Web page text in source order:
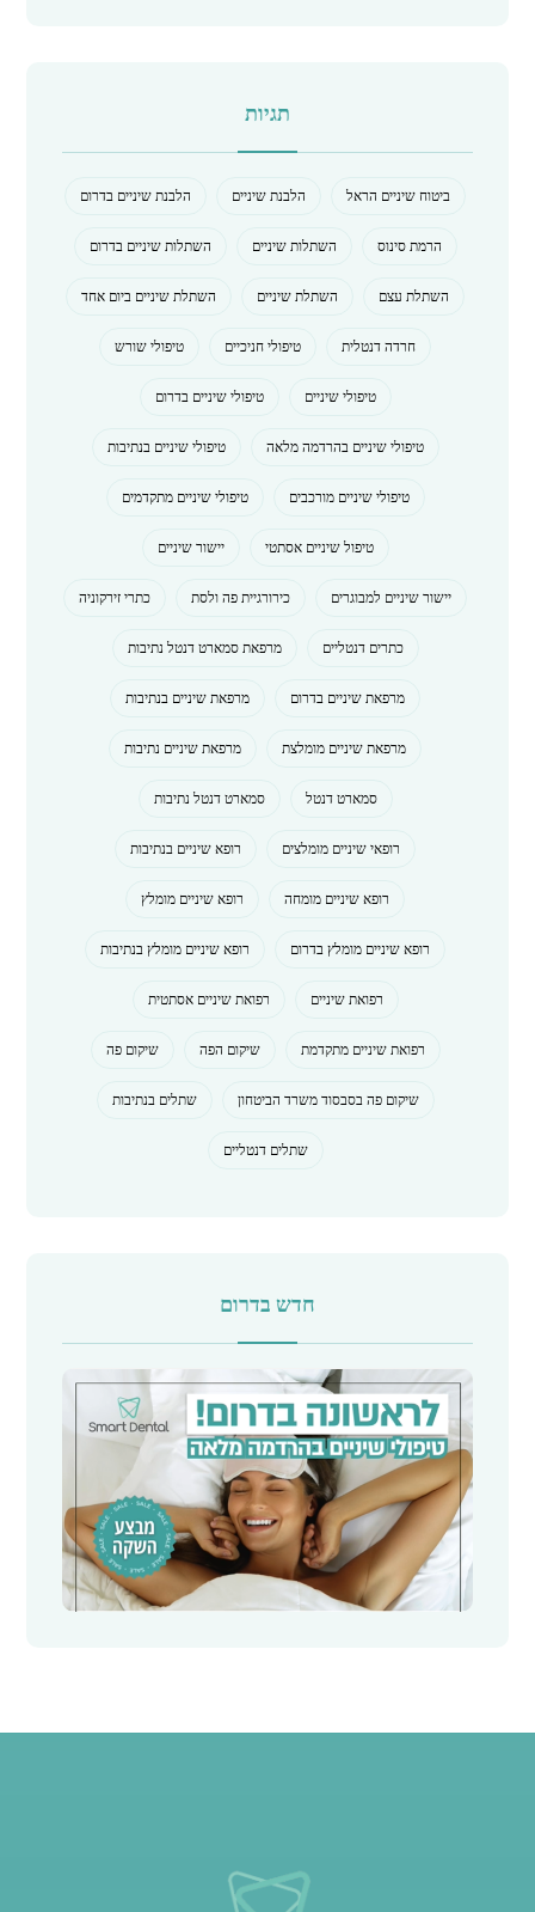
תגיות
ביטוח שיניים הראל הלבנת שיניים
הלבנת שיניים בדרום
הרמת סינוס
השתלות שיניים
השתלות שיניים בדרום
השתלת עצם
השתלת שיניים
השתלת שיניים ביום אחד
חרדה דנטלית
טיפולי חניכיים
טיפולי שורש
טיפולי שיניים
טיפולי שיניים בדרום
טיפולי שיניים בהרדמה מלאה
טיפולי שיניים בנתיבות
טיפולי שיניים מורכבים
טיפולי שיניים מתקדמים
טיפול שיניים אסתטי
יישור שיניים
יישור שיניים למבוגרים
כירורגיית פה ולסת
כתרי זירקוניה
כתרים דנטליים
מרפאת סמארט דנטל נתיבות
מרפאת שיניים בדרום
מרפאת שיניים בנתיבות
מרפאת שיניים מומלצת
מרפאת שיניים נתיבות
סמארט דנטל
סמארט דנטל נתיבות
רופאי שיניים מומלצים
רופא שיניים בנתיבות
רופא שיניים מומחה
רופא שיניים מומלץ
רופא שיניים מומלץ בדרום
רופא שיניים מומלץ בנתיבות
רפואת שיניים
רפואת שיניים אסתטית
רפואת שיניים מתקדמת
שיקום הפה
שיקום פה
שיקום פה בסבסוד משרד הביטחון
שתלים בנתיבות
שתלים דנטליים
חדש בדרום